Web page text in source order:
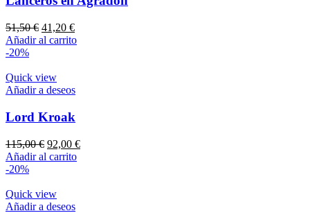
51,50€ El
precio
51,50 €.
41,20 €El
precio
Añadir al carrito
-20%
Quick view
Añadir a deseos
Lord Kroak
115,00€ El
precio
115,00 €.
92,00 €El
Añadir al carrito
-20%
Quick view
Añadir a deseos